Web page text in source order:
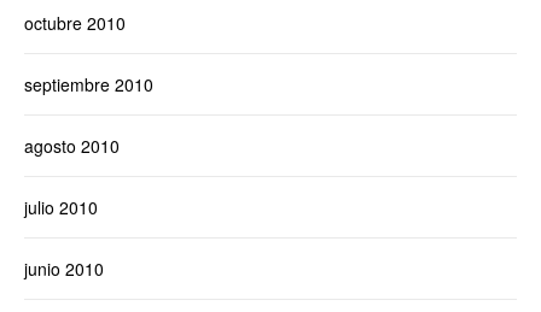
octubre 2010
septiembre 2010
agosto 2010
julio 2010
junio 2010